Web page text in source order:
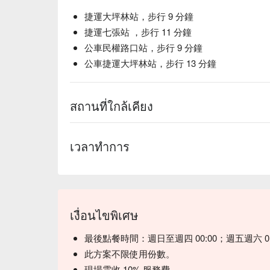
捷運大坪林站，步行 9 分鐘
捷運七張站 ，步行 11 分鐘
公車民權路口站，步行 9 分鐘
公車捷運大坪林站，步行 13 分鐘
สถานที่ใกล้เคียง
เวลาทำการ
เงื่อนไขพิเศษ
最後點餐時間：週日至週四 00:00；週五週六
此方案不限使用份數。